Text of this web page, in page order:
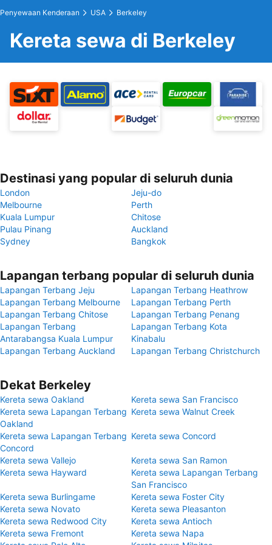
Penyewaan Kenderaan USA Berkeley
Kereta sewa di Berkeley
Destinasi yang popular di seluruh dunia
London
Jeju-do
Melbourne
Perth
Kuala Lumpur
Chitose
Pulau Pinang
Auckland
Sydney
Bangkok
Lapangan terbang popular di seluruh dunia
Lapangan Terbang Jeju
Lapangan Terbang Heathrow
Lapangan Terbang Melbourne
Lapangan Terbang Perth
Lapangan Terbang Chitose
Lapangan Terbang Penang
Lapangan Terbang
Antarabangsa Kuala Lumpur
Lapangan Terbang Kota
Kinabalu
Lapangan Terbang Auckland
Lapangan Terbang Christchurch
Dekat Berkeley
Kereta sewa Oakland
Kereta sewa San Francisco
Kereta sewa Lapangan Terbang
Oakland
Kereta sewa Walnut Creek
Kereta sewa Lapangan Terbang
Concord
Kereta sewa Concord
Kereta sewa Vallejo
Kereta sewa San Ramon
Kereta sewa Hayward
Kereta sewa Lapangan Terbang
San Francisco
Kereta sewa Burlingame
Kereta sewa Foster City
Kereta sewa Novato
Kereta sewa Pleasanton
Kereta sewa Redwood City
Kereta sewa Antioch
Kereta sewa Fremont
Kereta sewa Napa